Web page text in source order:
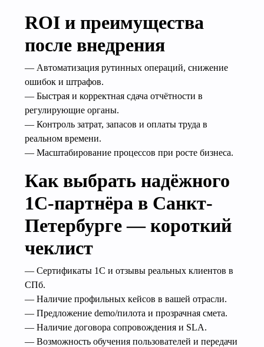
ROI и преимущества
после внедрения
— Автоматизация рутинных операций, снижение
ошибок и штрафов.
— Быстрая и корректная сдача отчётности в
регулирующие органы.
— Контроль затрат, запасов и оплаты труда в
реальном времени.
— Масштабирование процессов при росте бизнеса.
Как выбрать надёжного
1С‑партнёра в Санкт-
Петербурге — короткий
чеклист
— Сертификаты 1С и отзывы реальных клиентов в
СПб.
— Наличие профильных кейсов в вашей отрасли.
— Предложение demo/пилота и прозрачная смета.
— Наличие договора сопровождения и SLA.
— Возможность обучения пользователей и передачи